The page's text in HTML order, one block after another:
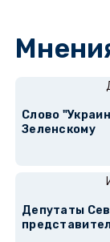
Слово
Зеленскому
Депутаты